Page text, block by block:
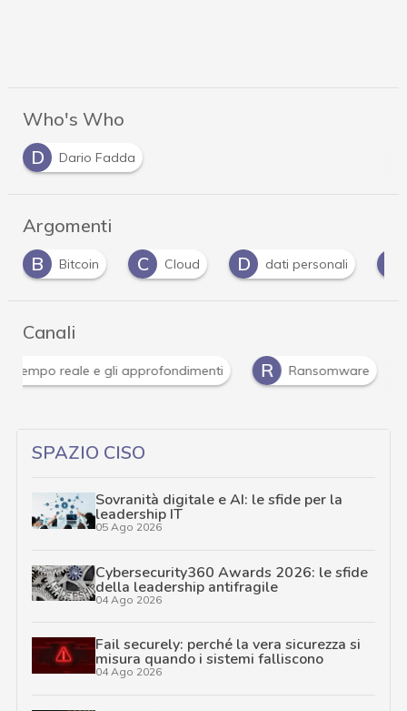
Who's Who
D
Dario Fadda
Argomenti
B
Bitcoin C Cloud D dati personali
Canali
tempo reale e gli approfondimenti R Ransomware
SPAZIO CISO
Sovranità digitale e AI: le sfide per la
leadership IT
05 Ago 2026
Cybersecurity360 Awards 2026: le sfide
della leadership antifragile
04 Ago 2026
Fail securely: perché la vera sicurezza si
misura quando i sistemi falliscono
04 Ago 2026